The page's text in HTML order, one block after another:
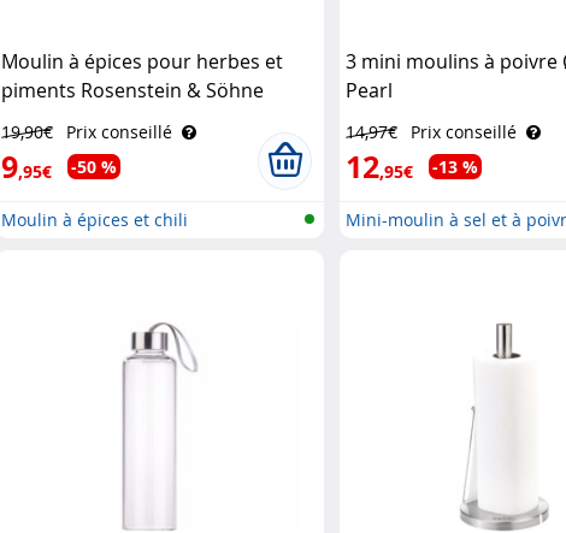
Moulin à épices pour herbes et
piments Rosenstein & Söhne
19,90€ Prix conseillé
9,95€ -50 %
Moulin à épices et chili
3 mini moulins à poivre
Pearl
14,97€ Prix conseillé
12,95€ -13 %
Mini-moulin à sel et à